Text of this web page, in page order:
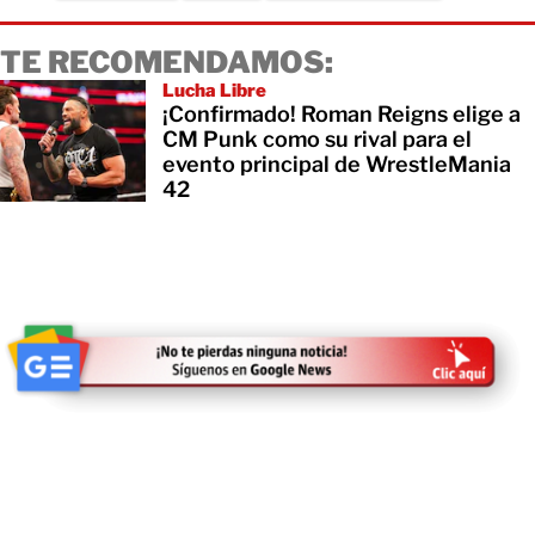
TE RECOMENDAMOS:
Lucha Libre
¡Confirmado! Roman Reigns elige a
CM Punk como su rival para el
evento principal de WrestleMania
42